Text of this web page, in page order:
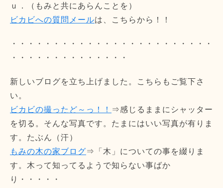
ｕ．（もみと共にあらんことを）
ビカビへの質問メールは、こちらから！！
・・・・・・・・・・・・・・・・・・・・・・・・
・・・・・・・・・・・・・・
新しいブログを立ち上げました。こちらもご覧下さ
い。
ビカビの撮ったど～っ！！ ⇒感じるままにシャッター
を切る。そんな写真です。たまにはいい写真が有りま
す。たぶん（汗）
もみの木の家ブログ⇒「木」についての事を綴りま
す。木って知ってるようで知らない事ばか
り・・・・・